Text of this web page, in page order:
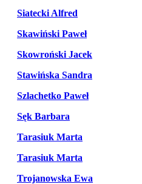
Siatecki Alfred
Skawiński Paweł
Skowroński Jacek
Stawińska Sandra
Szlachetko Paweł
Sęk Barbara
Tarasiuk Marta
Tarasiuk Marta
Trojanowska Ewa